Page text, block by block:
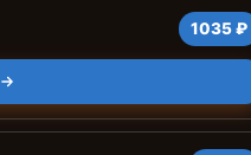
1035 ₽